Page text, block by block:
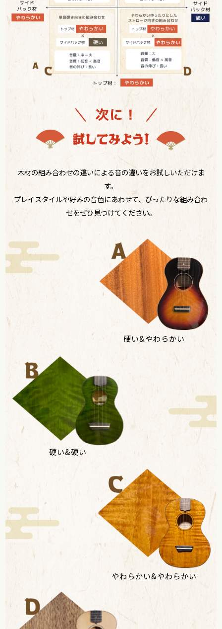
木材の組み合わせの違いによる音の違いをお試しいただけま
す。
プレイスタイルや好みの音色にあわせて、ぴったりな組み合わ
せをぜひ見つけてください。
硬い&やわらかい
硬い&硬い
やわらかい&やわらかい